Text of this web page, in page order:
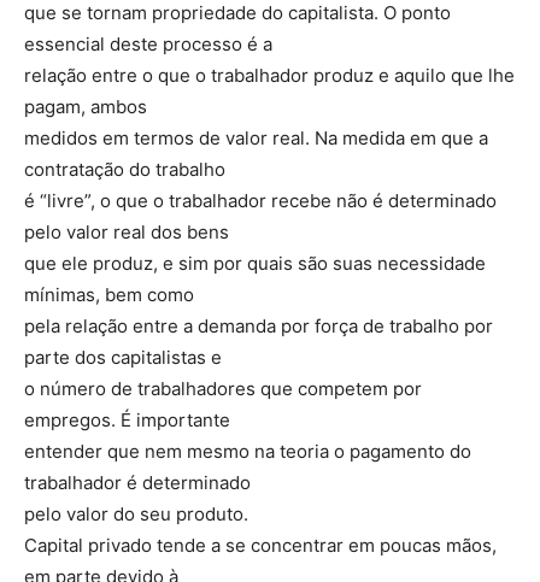
que se tornam propriedade do capitalista. O ponto
essencial deste processo é a
relação entre o que o trabalhador produz e aquilo que lhe
pagam, ambos
medidos em termos de valor real. Na medida em que a
contratação do trabalho
é “livre”, o que o trabalhador recebe não é determinado
pelo valor real dos bens
que ele produz, e sim por quais são suas necessidade
mínimas, bem como
pela relação entre a demanda por força de trabalho por
parte dos capitalistas e
o número de trabalhadores que competem por
empregos. É importante
entender que nem mesmo na teoria o pagamento do
trabalhador é determinado
pelo valor do seu produto.
Capital privado tende a se concentrar em poucas mãos,
em parte devido à